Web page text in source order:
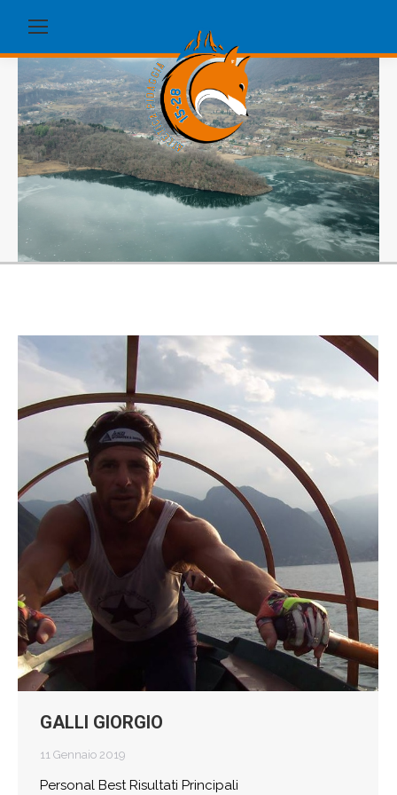
GALLI GIORGIO
11 Gennaio 2019
Personal Best Risultati Principali